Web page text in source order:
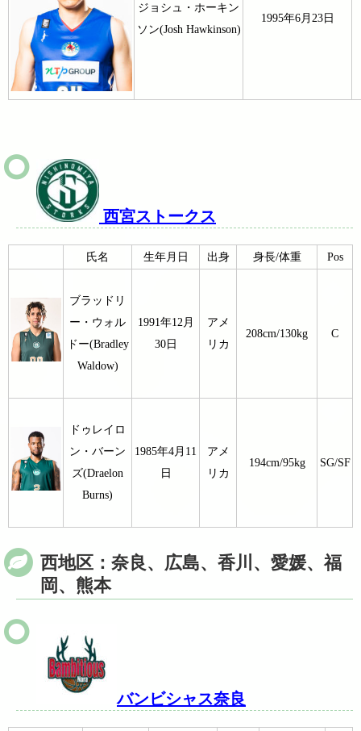
ジョシュ・ホーキン
ソン(Josh Hawkinson)
1995年6月23日
西宮ストークス
氏名 生年月日 出身 身長/体重 Pos
ブラッドリ
ー・ウォル
ドー(Bradley
Waldow)
1991年12月
30日
アメ
リカ
208cm/130kg C
ドゥレイロ
ン・バーン
ズ(Draelon
Burns)
1985年4月11
日
アメ
リカ
194cm/95kg SG/SF
西地区：奈良、広島、香川、愛媛、福
岡、熊本
バンビシャス奈良